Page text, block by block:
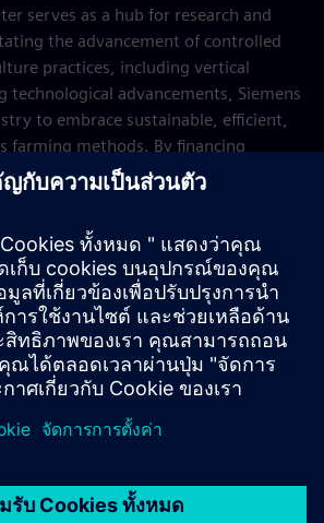
serves as a hub for research and
the advancement of controlled
practices, including vertical
technological advancements, Siemens
to embrace sustainable, efficient,
farming methods. By financing
targeted investments, debt
leasing models for equipment and
help transform the sector promoting a
nourishing future for generations to